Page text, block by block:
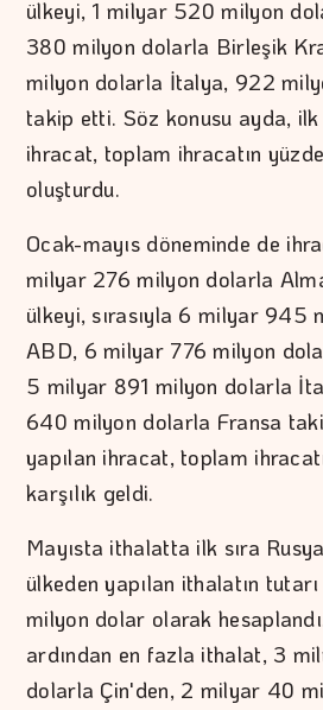
ülkeyi, 1 milyar 520 milyon
380 milyon dolarla Birleşik
milyon dolarla İtalya, 922
takip etti. Söz konusu ayda, ilk
ihracat, toplam ihracatın
oluşturdu.
Ocak-mayıs döneminde de
milyar 276 milyon dolarla
ülkeyi, sırasıyla 6 milyar 945
ABD, 6 milyar 776 milyon
5 milyar 891 milyon dolarla
640 milyon dolarla Fransa
yapılan ihracat, toplam
karşılık geldi.
Mayısta ithalatta ilk sıra
ülkeden yapılan ithalatın
milyon dolar olarak
ardından en fazla ithalat, 3
dolarla Çin'den, 2 milyar 40